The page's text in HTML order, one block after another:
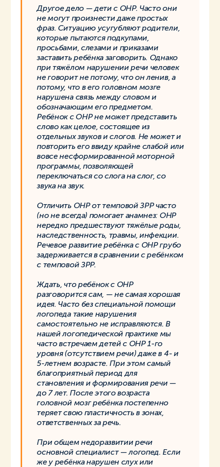
Другое дело — дети с ОНР. Часто они
не могут произнести даже простых
фраз. Ситуацию усугубляют родители,
которые пытаются подкупами,
просьбами, слезами и приказами
заставить ребёнка заговорить. Однако
при тяжёлом нарушении речи человек
не говорит не потому, что он ленив, а
потому, что в его головном мозге
нарушена связь между словом и
обозначающим его предметом.
Ребёнок с ОНР не может представить
слово как целое, состоящее из
отдельных звуков и слогов. Не может и
повторить его ввиду крайне слабой или
вовсе несформированной моторной
программы, позволяющей
переключаться со слога на слог, со
звука на звук.
Отличить ОНР от темповой ЗРР часто
(но не всегда) помогает анамнез: ОНР
нередко предшествуют тяжёлые роды,
наследственность, травмы, инфекции.
Речевое развитие ребёнка с ОНР грубо
задерживается в сравнении с ребёнком
с темповой ЗРР.
Ждать, что ребёнок с ОНР
разговорится сам, — не самая хорошая
идея. Часто без специальной помощи
логопеда такие нарушения
самостоятельно не исправляются. В
нашей логопедической практике мы
часто встречаем детей с ОНР 1-го
уровня (отсутствием речи) даже в 4- и
5-летнем возрасте. При этом самый
благоприятный период для
становления и формирования речи —
до 7 лет. После этого возраста
головной мозг ребёнка постепенно
теряет свою пластичность в зонах,
ответственных за речь.
При общем недоразвитии речи
основной специалист — логопед. Если
же у ребёнка нарушен слух или